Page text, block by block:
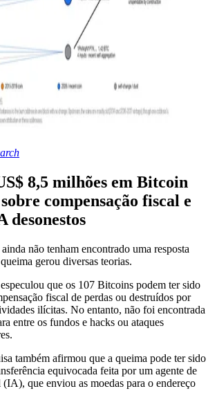
8,5 milhões em Bitcoin
compensação fiscal e
desonestos
não tenham encontrado uma resposta
gerou diversas teorias.
que os 107 Bitcoins podem ter sido
fiscal de perdas ou destruídos por
ilícitas. No entanto, não foi encontrada
entre os fundos e hacks ou ataques
também afirmou que a queima pode ter sido
equivocada feita por um agente de
que enviou as moedas para o endereço